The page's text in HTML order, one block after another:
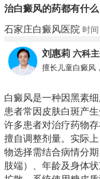
治白癜风的药都有什么
石家庄白癜风医院 时间
刘惠莉 六科
擅长儿童白癜风
白癜风是一种因黑素
患者常因皮肤白斑产
许多患者对治疗药物
擅自调整剂量。实际
物选择需结合病情分
肢端）、年龄及身体